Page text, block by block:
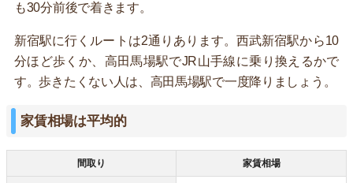
も30分前後で着きます。
新宿駅に行くルートは2通りあります。西武新宿駅から10
分ほど歩くか、高田馬場駅でJR山手線に乗り換えるかで
す。歩きたくない人は、高田馬場駅で一度降りましょう。
家賃相場は平均的
間取り 家賃相場